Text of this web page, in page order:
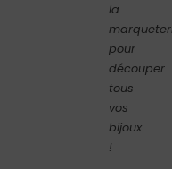
la
pour
découper
tous
vos
bijoux
!